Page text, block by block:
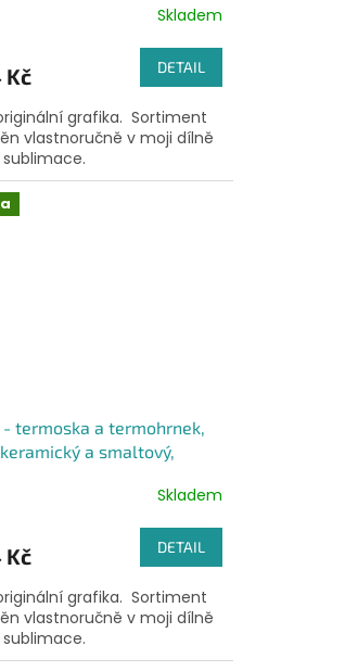
Skladem
Kč DETAIL
grafika. Sortiment
vlastnoručně v moji dílně
- termoska a termohrnek,
a smaltový,
Skladem
Kč DETAIL
grafika. Sortiment
vlastnoručně v moji dílně